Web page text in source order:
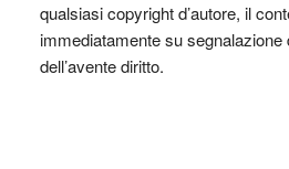
qualsiasi copyright d’autore, il
immediatamente su segnalazione
dell’avente diritto.